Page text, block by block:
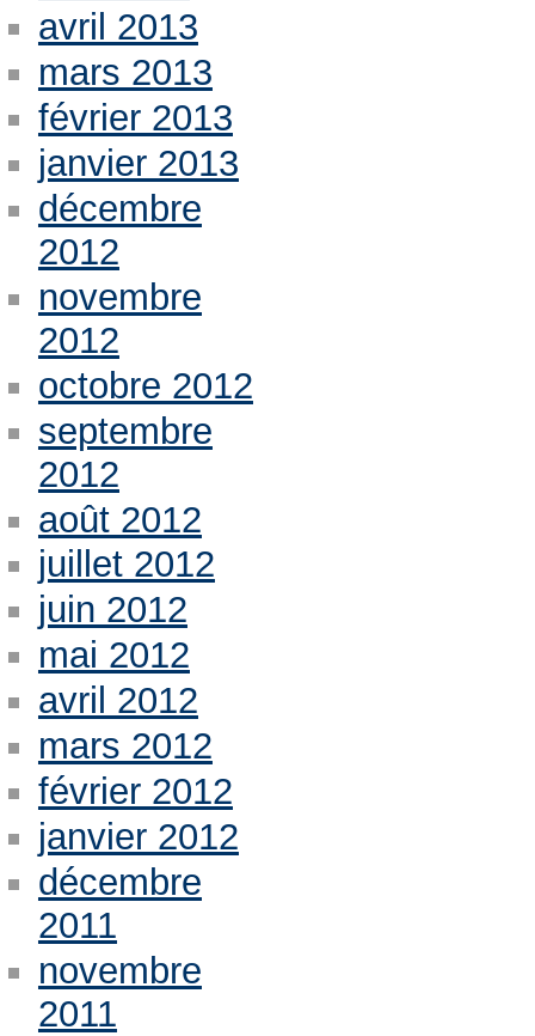
avril 2013
mars 2013
février 2013
janvier 2013
décembre
2012
novembre
2012
octobre 2012
septembre
2012
août 2012
juillet 2012
juin 2012
mai 2012
avril 2012
mars 2012
février 2012
janvier 2012
décembre
2011
novembre
2011